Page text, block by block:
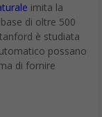
imita la
di oltre 500
è studiata
possano
di fornire